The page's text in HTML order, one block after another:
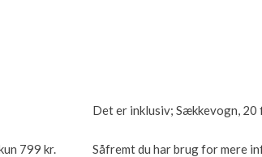
799 kr.
Det er inklusiv; Sækkevogn,
Såfremt du har brug for mere